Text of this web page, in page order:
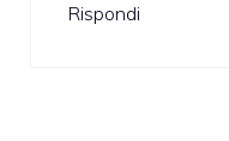
Rispondi